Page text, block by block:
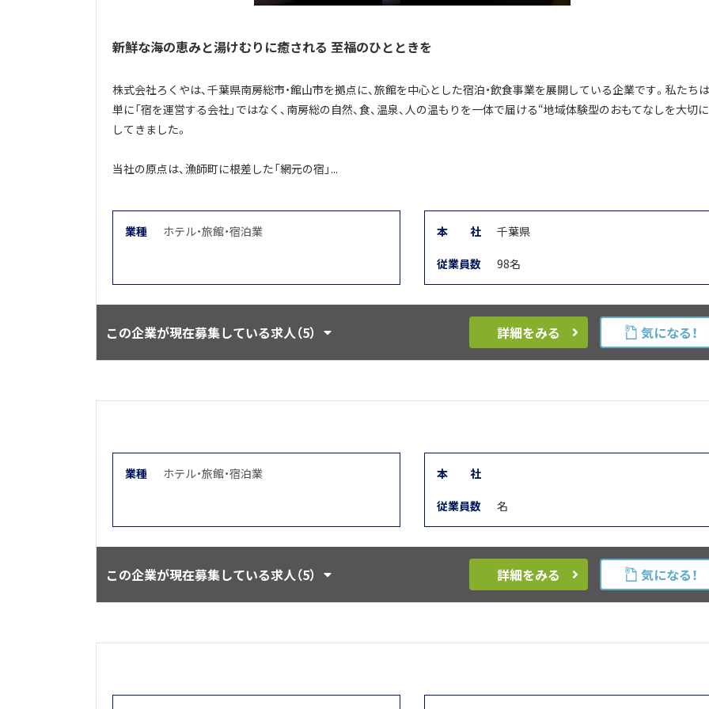
新鮮な海の恵みと湯けむりに癒される 至福のひとときを
株式会社ろくやは、千葉県南房総市・館山市を拠点に、旅館を中心とした宿泊・飲食事業を展開している企業です。私たちは
単に「宿を運営する会社」ではなく、南房総の自然、食、温泉、人の温もりを一体で届ける“地域体験型のおもてなしを大切に
してきました。
当社の原点は、漁師町に根差した「網元の宿」...
業種 ホテル・旅館・宿泊業 本 社 千葉県
従業員数 98名
詳細をみる 気になる！
この企業が現在募集している求人（5）
業種 ホテル・旅館・宿泊業 本 社
従業員数 名
詳細をみる 気になる！
この企業が現在募集している求人（5）